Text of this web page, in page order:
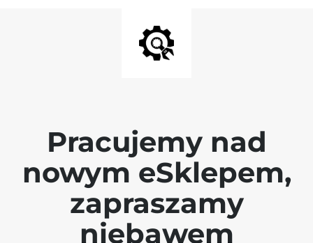
Pracujemy nad
nowym eSklepem,
zapraszamy
niebawem